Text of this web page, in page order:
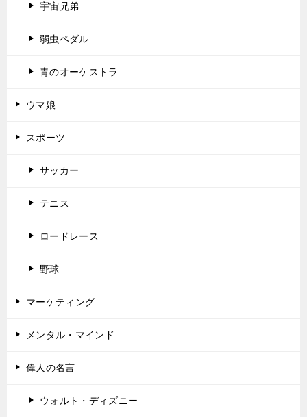
宇宙兄弟
弱虫ペダル
青のオーケストラ
ウマ娘
スポーツ
サッカー
テニス
ロードレース
野球
マーケティング
メンタル・マインド
偉人の名言
ウォルト・ディズニー